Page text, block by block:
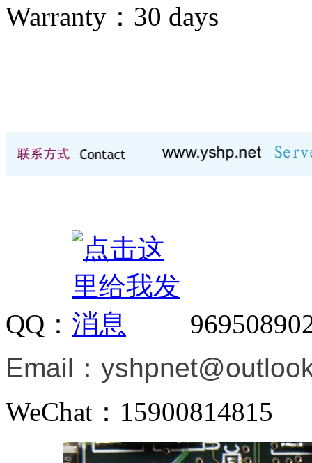
Warranty： 30 days
QQ：
Email：
WeChat：15900814815